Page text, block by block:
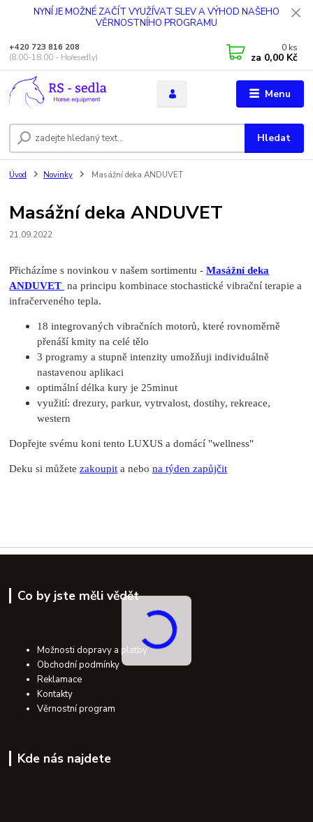
NYNÍ JE MOŽNÉ ZAČÍT VYUŽÍVAT SLEV A VÝHOD NAŠEHO
VĚRNOSTNÍHO PROGRAMU
Menu
Hledat
+420 723 816 208
(8.00-18.00 - Hořesedly)
0 ks
za 0,00 Kč
Úvod Novinky Masážní deka ANDUVET
Masážní deka ANDUVET
21.09.2022
Přicházíme s novinkou v našem sortimentu -Masážní deka
ANDUVET na principu kombinace stochastické vibrační terapie a
infračerveného tepla.
18 integrovaných vibračních motorů, které rovnoměrně
přenáší kmity na celé tělo
3 programy a stupně intenzity umožňuji individuálně
nastavenou aplikaci
optimální délka kury je 25minut
využití: drezury, parkur, vytrvalost, dostihy, rekreace,
western
Dopřejte svému koni tento LUXUS a domácí "wellness"
Deku si můžetezakoupit a nebona týden zapůjčit
Co by jste měli vědět
Možnosti dopravy a platby
Obchodní podmínky
Reklamace
Kontakty
Věrnostní program
Kde nás najdete